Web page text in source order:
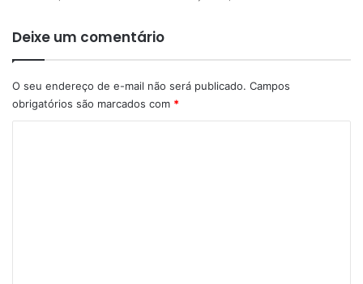
Deixe um comentário
O seu endereço de e-mail não será publicado. Campos
obrigatórios são marcados com *